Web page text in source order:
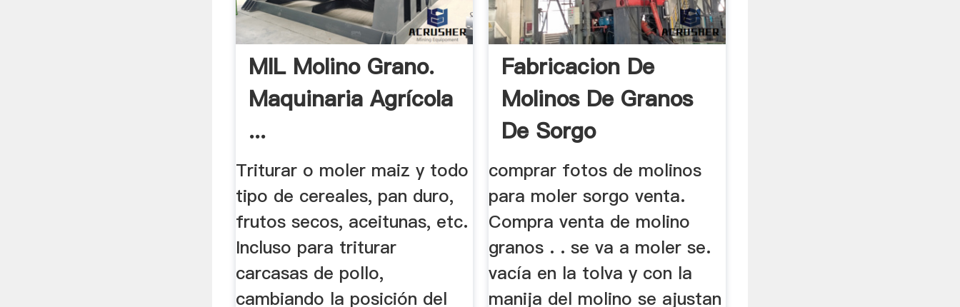
MIL Molino Grano.
Maquinaria Agrícola
...
Triturar o moler maiz y todo
tipo de cereales, pan duro,
frutos secos, aceitunas, etc.
Incluso para triturar
carcasas de pollo,
cambiando la posición del
Fabricacion De
Molinos De Granos
De Sorgo
comprar fotos de molinos
para moler sorgo venta.
Compra venta de molino
granos . . se va a moler se.
vacía en la tolva y con la
manija del molino se ajustan